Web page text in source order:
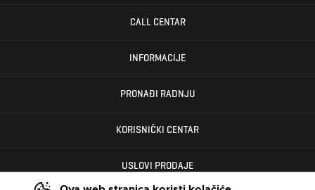
CALL CENTAR
INFORMACIJE
PRONAĐI RADNJU
KORISNIČKI CENTAR
USLOVI PRODAJE